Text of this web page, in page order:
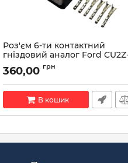
Роз'єм 6-ти контактний
гніздовий аналог Ford
14S411-AEA Motorcraft WPT-
1280
Артикул: WPT-1280
360,00 грн
В кошик